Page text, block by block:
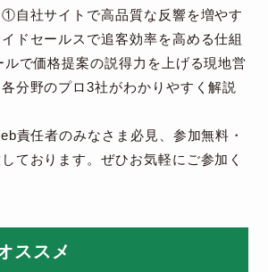
自社サイトで高品質な反響を増やす
ドセールスで追客効率を高める仕組
で価格提案の説得力を上げる現地営
分野のプロ3社がわかりやすく解説
責任者のみなさま必見、参加無料・
ております。ぜひお気軽にご参加く
ススメ